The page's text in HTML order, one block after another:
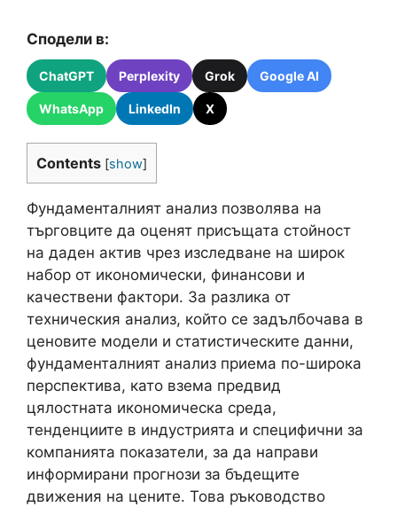
Сподели в:
ChatGPT Perplexity Grok Google AI
WhatsApp LinkedIn X
Contents [show]
Фундаменталният анализ позволява на
търговците да оценят присъщата стойност
на даден актив чрез изследване на широк
набор от икономически, финансови и
качествени фактори. За разлика от
техническия анализ, който се задълбочава в
ценовите модели и статистическите данни,
фундаменталният анализ приема по-широка
перспектива, като взема предвид
цялостната икономическа среда,
тенденциите в индустрията и специфични за
компанията показатели, за да направи
информирани прогнози за бъдещите
движения на цените. Това ръководство